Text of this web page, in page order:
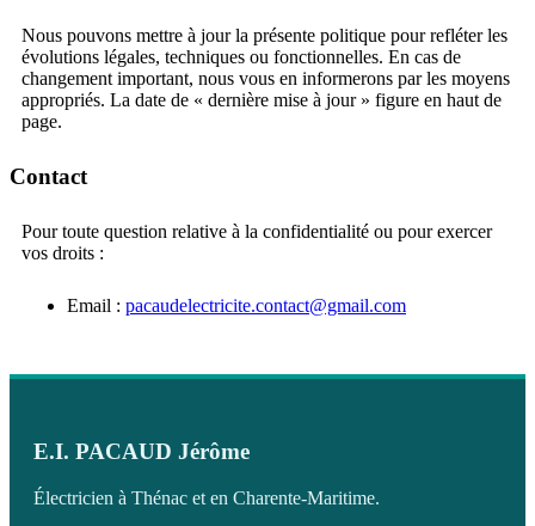
Nous pouvons mettre à jour la présente politique pour refléter les
évolutions légales, techniques ou fonctionnelles. En cas de
changement important, nous vous en informerons par les moyens
appropriés. La date de « dernière mise à jour » figure en haut de
page.
Contact
Pour toute question relative à la confidentialité ou pour exercer
vos droits :
Email : pacaudelectricite.contact@gmail.com
E.I. PACAUD Jérôme
Électricien à Thénac et en Charente-Maritime.